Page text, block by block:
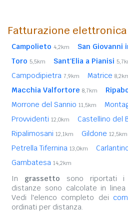
Fatturazione
Campolieto 4,2km San Giovanni
Toro 5,5km Sant'Elia a Pianisi
Campodipietra 7,9km Matrice
Macchia Valfortore 8,7km
Morrone del Sannio 11,5km
Provvidenti 12,0km Castellino del
Ripalimosani 12,1km Gildone 12,5km
Petrella Tifernina 13,0km
Gambatesa 14,2km
In grassetto sono riportati i
distanze sono calcolate in
Vedi l'elenco completo dei
ordinati per distanza.